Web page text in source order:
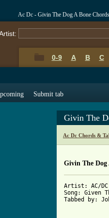
Ac Dc - Givin The Dog A Bone
0-9 A B C
Submit tab
Givin The
Ac Dc Chords &
Givin The Dog
Artist: AC/DC
Song: Given
Tabbed by: